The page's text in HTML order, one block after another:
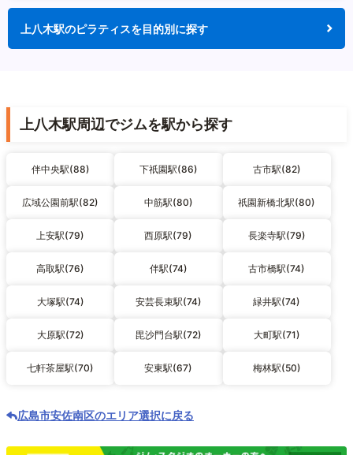
上八木駅のピラティスを目的別に探す
上八木駅周辺でジムを駅から探す
伴中央駅(88) 下祇園駅(86) 古市駅(82)
広域公園前駅(82) 中筋駅(80) 祇園新橋北駅(80)
上安駅(79) 西原駅(79) 長楽寺駅(79)
高取駅(76) 伴駅(74) 古市橋駅(74)
大塚駅(74) 安芸長束駅(74) 緑井駅(74)
大原駅(72) 毘沙門台駅(72) 大町駅(71)
七軒茶屋駅(70) 安東駅(67) 梅林駅(50)
広島市安佐南区のエリア選択に戻る